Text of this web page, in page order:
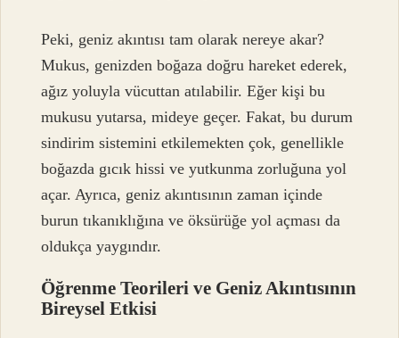
Peki, geniz akıntısı tam olarak nereye akar?
Mukus, genizden boğaza doğru hareket ederek,
ağız yoluyla vücuttan atılabilir. Eğer kişi bu
mukusu yutarsa, mideye geçer. Fakat, bu durum
sindirim sistemini etkilemekten çok, genellikle
boğazda gıcık hissi ve yutkunma zorluğuna yol
açar. Ayrıca, geniz akıntısının zaman içinde
burun tıkanıklığına ve öksürüğe yol açması da
oldukça yaygındır.
Öğrenme Teorileri ve Geniz Akıntısının
Bireysel Etkisi